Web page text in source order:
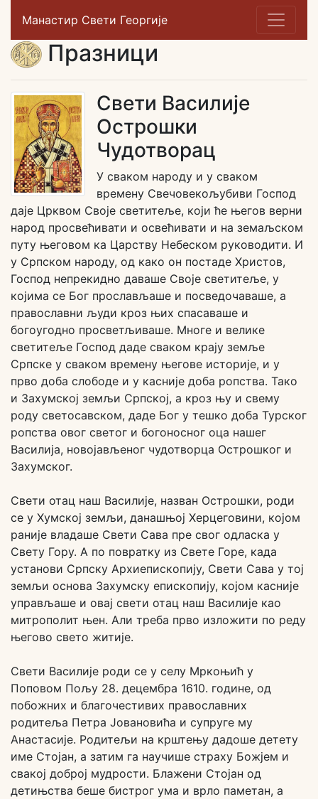
Манастир Свети Георгије
Празници
Свети Василије
Острошки
Чудотворац
У сваком народу и у сваком
времену Свечовекољубиви Господ
даје Црквом Своје светитеље, који ће његов верни
народ просвећивати и освећивати и на земаљском
путу његовом ка Царству Небеском руководити. И
у Српском народу, од како он постаде Христов,
Господ непрекидно даваше Своје светитеље, у
којима се Бог прослављаше и посведочаваше, а
православни људи кроз њих спасаваше и
богоугодно просветљиваше. Многе и велике
светитеље Господ даде сваком крају земље
Српске у сваком времену његове историје, и у
прво доба слободе и у касније доба ропства. Тако
и Захумској земљи Српској, а кроз њу и свему
роду светосавском, даде Бог у тешко доба Турског
ропства овог светог и богоносног оца нашег
Василија, новојављеног чудотворца Острошког и
Захумског.
Свети отац наш Василије, назван Острошки, роди
се у Хумској земљи, данашњој Херцеговини, којом
раније владаше Свети Сава пре свог одласка у
Свету Гору. А по повратку из Свете Горе, када
установи Српску Архиепископију, Свети Сава у тој
земљи основа Захумску епископију, којом касније
управљаше и овај свети отац наш Василије као
митрополит њен. Али треба прво изложити по реду
његово свето житије.
Свети Василије роди се у селу Мркоњић у
Поповом Пољу 28. децембра 1610. године, од
побожних и благочестивих православних
родитеља Петра Јовановића и супруге му
Анастасије. Родитељи на крштењу дадоше детету
име Стојан, а затим га научише страху Божјем и
свакој доброј мудрости. Блажени Стојан од
детињства беше бистрог ума и врло паметан, а